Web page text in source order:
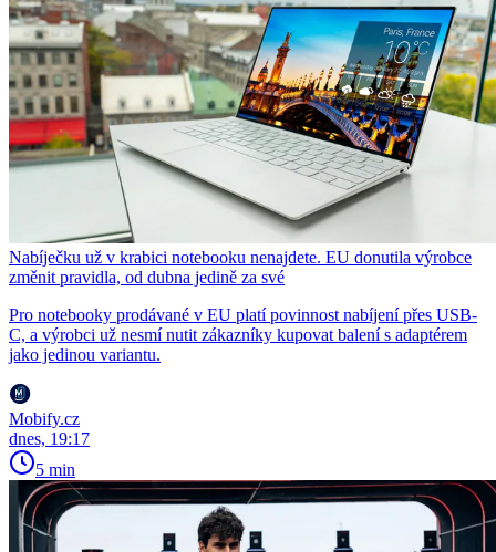
Nabíječku už v krabici notebooku nenajdete. EU donutila výrobce
změnit pravidla, od dubna jedině za své
Pro notebooky prodávané v EU platí povinnost nabíjení přes USB-
C, a výrobci už nesmí nutit zákazníky kupovat balení s adaptérem
jako jedinou variantu.
Mobify.cz
dnes, 19:17
5 min